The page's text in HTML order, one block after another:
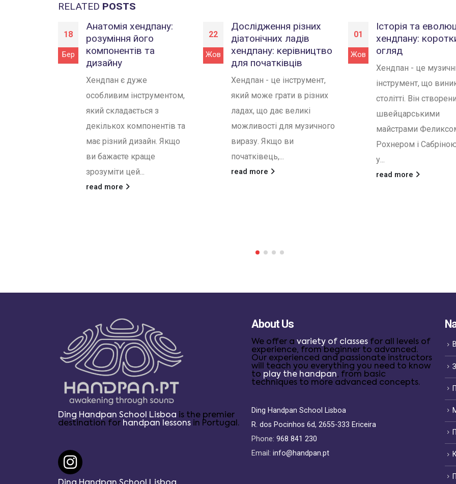
RELATED POSTS
18
Бер
Анатомія хендпану:
розуміння його
компонентів та
дизайну
Хендпан є дуже
особливим інструментом,
який складається з
декількох компонентів та
має різний дизайн. Якщо
ви бажаєте краще
зрозуміти цей...
read more
22
Жов
Дослідження різних
діатонічних ладів
хендпану: керівництво
для початківців
Хендпан - це інструмент,
який може грати в різних
ладах, що дає великі
можливості для музичного
виразу. Якщо ви
початківець,...
read more
01
Жов
Історія та
хендпану:
огляд
Хендпан - це
інструмент, що
столітті. Він
швейцарськими
майстрами
Рохнером і
у...
read more
Ding Handpan School Lisboa is the premier
destination for handpan lessons in Portugal.
About Us
We offer a variety of classes for all levels of
experience, from beginner to advanced.
Our experienced and passionate instructors
will teach you everything you need to know
to play the handpan, from basic
techniques to more advanced concepts.
Ding Handpan School Lisboa
R. dos Pocinhos 6d, 2655-333 Ericeira
Phone: 968 841 230
Email: info@handpan.pt